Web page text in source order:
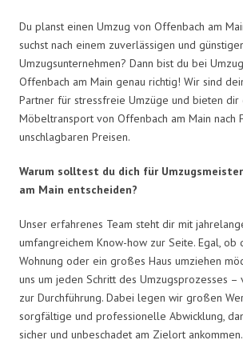
Du planst einen Umzug von Offenbach am
suchst nach einem zuverlässigen und
Umzugsunternehmen? Dann bist du bei
Offenbach am Main genau richtig! Wir sind
Partner für stressfreie Umzüge und bieten dir
Möbeltransport von Offenbach am Main nach
unschlagbaren Preisen.
Warum solltest du dich für
am Main entscheiden?
Unser erfahrenes Team steht dir mit
umfangreichem Know-how zur Seite. Egal, ob
Wohnung oder ein großes Haus umziehen
uns um jeden Schritt des Umzugsprozesses –
zur Durchführung. Dabei legen wir großen
sorgfältige und professionelle Abwicklung,
sicher und unbeschadet am Zielort ankommen.